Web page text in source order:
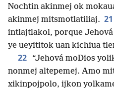
Nochtin akinmej ok
akinmej mitsmotlatiliaj. 21
intlajtlakol, porque
ye ueyititok uan kichiua
22 “Jehová moDios
nonmej altepemej. Amo
xikinpojpolo, ijkon